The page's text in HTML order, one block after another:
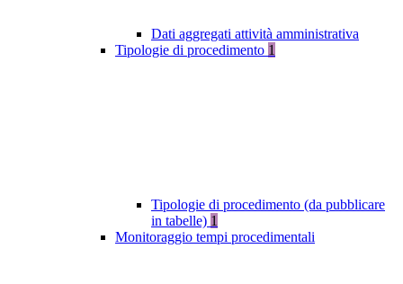
Dati aggregati attività amministrativa
Tipologie di procedimento 1
Tipologie di procedimento (da pubblicare
in tabelle) 1
Monitoraggio tempi procedimentali